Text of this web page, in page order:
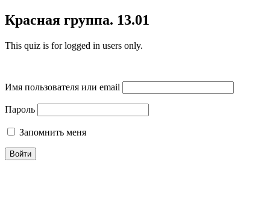
Красная группа. 13.01
This quiz is for logged in users only.
Имя пользователя или email
Пароль
Запомнить меня